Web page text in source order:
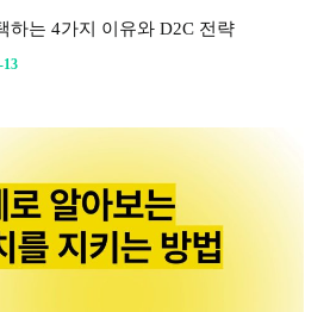
하는 4가지 이유와 D2C 전략
13